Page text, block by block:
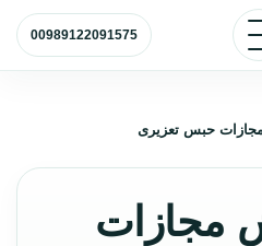
و بسته کردن منو
00989122091575
حبس تعزیری
مجازات